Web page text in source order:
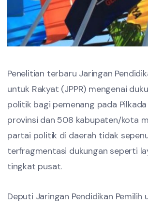
Penelitian terbaru Jaringan
untuk Rakyat (JPPR) mengenai
politik bagi pemenang pada
provinsi dan 508 kabupaten/kota
partai politik di daerah tidak
terfragmentasi dukungan seperti
tingkat pusat.
Deputi Jaringan Pendidikan Pemilih